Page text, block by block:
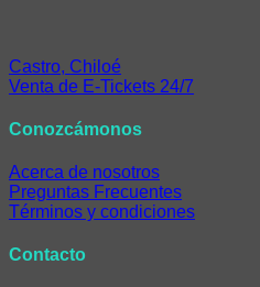
Castro, Chiloé
Venta de E-Tickets 24/7
Conozcámonos
Acerca de nosotros
Preguntas Frecuentes
Términos y condiciones
Contacto